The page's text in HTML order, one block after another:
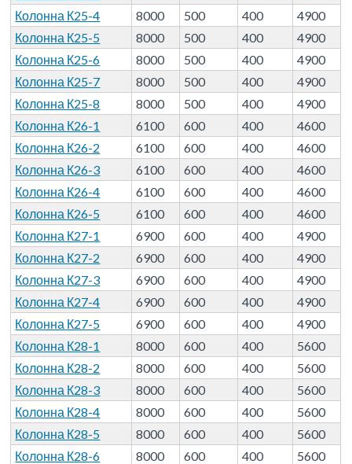
Колонна К25-4
8000 500 400
4900
Колонна К25-5
8000 500 400
4900
Колонна К25-6
8000 500 400
4900
Колонна К25-7
8000 500 400
4900
Колонна К25-8
8000 500 400
4900
Колонна К26-1
6100 600 400
4600
Колонна К26-2
6100 600 400
4600
Колонна К26-3
6100 600 400
4600
Колонна К26-4
6100 600 400
4600
Колонна К26-5
6100 600 400
4600
Колонна К27-1
6900 600 400
4900
Колонна К27-2
6900 600 400
4900
Колонна К27-3
6900 600 400
4900
Колонна К27-4
6900 600 400
4900
Колонна К27-5
6900 600 400
4900
Колонна К28-1
8000 600 400
5600
Колонна К28-2
8000 600 400
5600
Колонна К28-3
8000 600 400
5600
Колонна К28-4
8000 600 400
5600
Колонна К28-5
8000 600 400
5600
Колонна К28-6
8000 600 400
5600